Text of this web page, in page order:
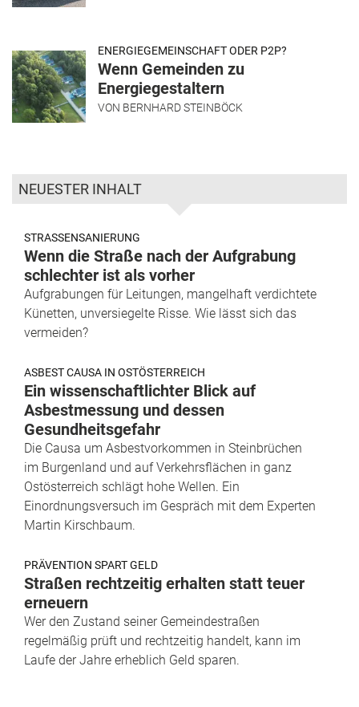
ENERGIEGEMEINSCHAFT ODER P2P?
Wenn Gemeinden zu
Energiegestaltern
VON BERNHARD STEINBÖCK
NEUESTER INHALT
STRASSENSANIERUNG
Wenn die Straße nach der Aufgrabung
schlechter ist als vorher
Aufgrabungen für Leitungen, mangelhaft verdichtete
Künetten, unversiegelte Risse. Wie lässt sich das
vermeiden?
ASBEST CAUSA IN OSTÖSTERREICH
Ein wissenschaftlichter Blick auf
Asbestmessung und dessen
Gesundheitsgefahr
Die Causa um Asbestvorkommen in Steinbrüchen
im Burgenland und auf Verkehrsflächen in ganz
Ostösterreich schlägt hohe Wellen. Ein
Einordnungsversuch im Gespräch mit dem Experten
Martin Kirschbaum.
PRÄVENTION SPART GELD
Straßen rechtzeitig erhalten statt teuer
erneuern
Wer den Zustand seiner Gemeindestraßen
regelmäßig prüft und rechtzeitig handelt, kann im
Laufe der Jahre erheblich Geld sparen.